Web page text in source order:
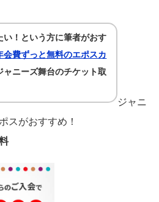
い！という方に筆者がおす
会費ずっと無料のエポスカ
ャニーズ舞台のチケット取
ジャニ
スがおすすめ！